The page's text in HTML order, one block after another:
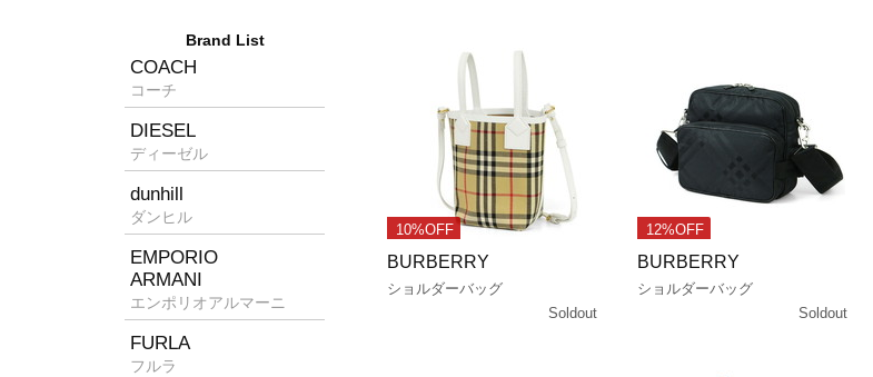
10%OFF
BURBERRY
ショルダーバッグ
Soldout
12%OFF
BURBERRY
ショルダーバッグ
Soldout
Brand List
COACH
コーチ
DIESEL
ディーゼル
dunhill
ダンヒル
EMPORIO
ARMANI
エンポリオアルマーニ
FURLA
フルラ